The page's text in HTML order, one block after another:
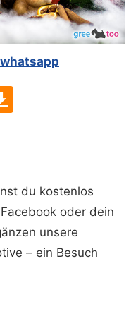
du kostenlos
oder dein
unsere
– ein Besuch